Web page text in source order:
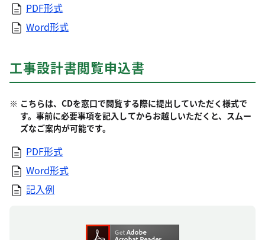
PDF形式
Word形式
工事設計書閲覧申込書
こちらは、CDを窓口で閲覧する際に提出していただく様式で
す。事前に必要事項を記入してからお越しいただくと、スムー
ズなご案内が可能です。
PDF形式
Word形式
記入例